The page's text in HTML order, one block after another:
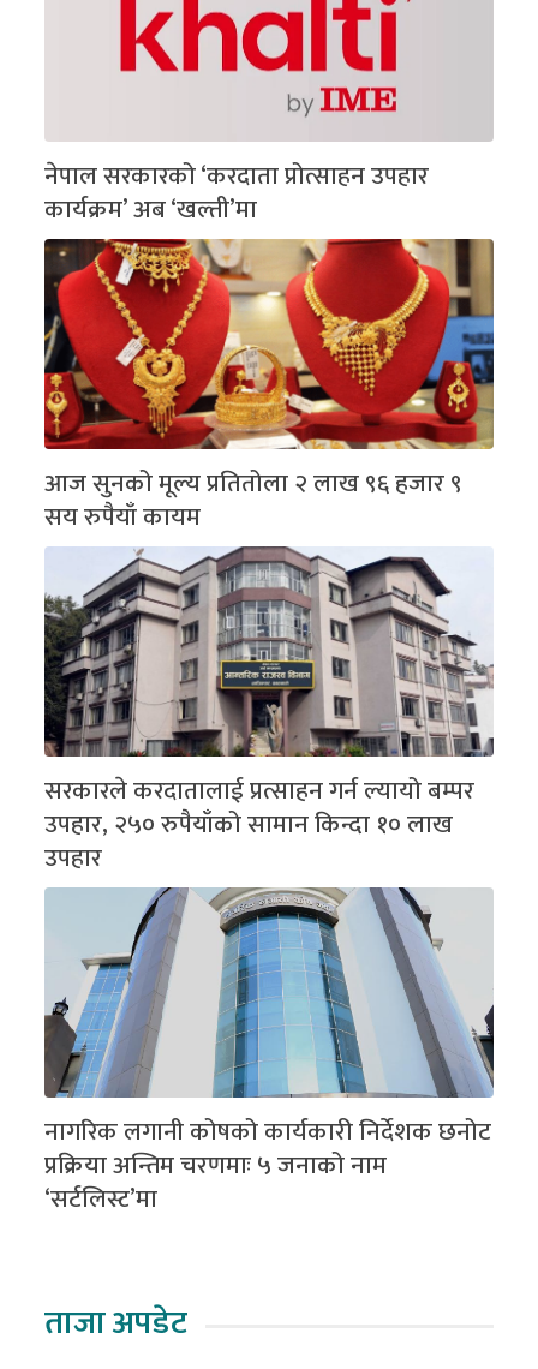
नेपाल सरकारको ‘करदाता प्रोत्साहन उपहार
कार्यक्रम’ अब ‘खल्ती’मा
आज सुनको मूल्य प्रतितोला २ लाख ९६ हजार ९
सय रुपैयाँ कायम
सरकारले करदातालाई प्रत्साहन गर्न ल्यायो बम्पर
उपहार, २५० रुपैयाँको सामान किन्दा १० लाख
उपहार
नागरिक लगानी कोषको कार्यकारी निर्देशक छनोट
प्रक्रिया अन्तिम चरणमाः ५ जनाको नाम
‘सर्टलिस्ट’मा
ताजा अपडेट